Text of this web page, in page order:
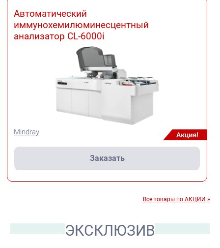
Автоматический
иммунохемилюминесцентный
анализатор CL-6000i
Mindray
Заказать
Все товары по АКЦИИ »
ЭКСКЛЮЗИВ